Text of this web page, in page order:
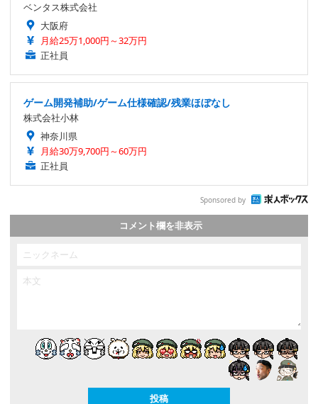
ベンタス株式会社
大阪府
月給25万1,000円～32万円
正社員
ゲーム開発補助/ゲーム仕様確認/残業ほぼなし
株式会社小林
神奈川県
月給30万9,700円～60万円
正社員
Sponsored by
コメント欄を非表示